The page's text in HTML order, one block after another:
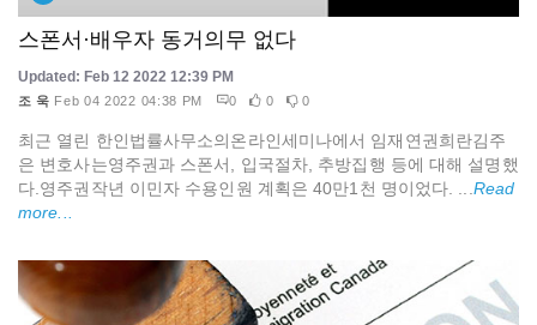
스폰서·배우자 동거의무 없다
Updated: Feb 12 2022 12:39 PM
조 욱 Feb 04 2022 04:38 PM 0 0 0
최근 열린 한인법률사무소의온라인세미나에서 임재연권희란김주
은 변호사는영주권과 스폰서, 입국절차, 추방집행 등에 대해 설명했
다.영주권작년 이민자 수용인원 계획은 40만1천 명이었다. ...Read
more...